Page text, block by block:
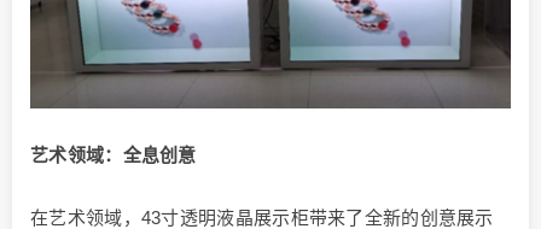
艺术领域：全息创意
在艺术领域，43寸透明液晶展示柜带来了全新的创意展示